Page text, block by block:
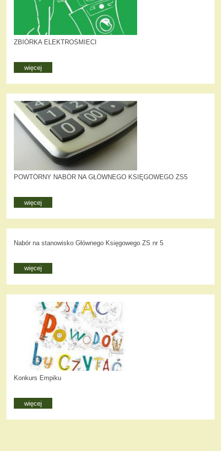
ZBIÓRKA ELEKTROŚMIECI
więcej
POWTÓRNY NABÓR NA GŁÓWNEGO KSIĘGOWEGO ZS5
więcej
Nabór na stanowisko Głównego Księgowego ZS nr 5
więcej
Konkurs Empiku
więcej